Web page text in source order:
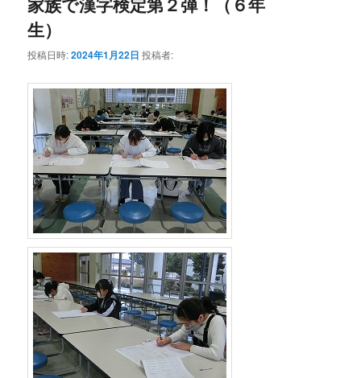
生）
投稿日時:2024年1月22日 投稿者: